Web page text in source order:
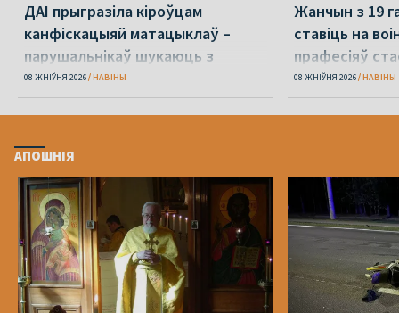
ДАІ прыгразіла кіроўцам
канфіскацыяй матацыклаў –
парушальнікаў шукаюць з
дронамі
08 ЖНІЎНЯ 2026 НАВІНЫ
Жанчын з 19
ставіць на
прафесіяў
08 ЖНІЎНЯ 2026 НАВІНЫ
АПОШНІЯ